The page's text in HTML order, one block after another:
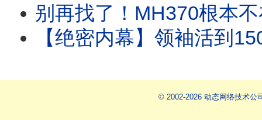
别再找了！MH370根本不在海里？揭秘
【绝密内幕】领袖活到150岁是真的！李嘉诚亲
© 2002-2026 动态网络技术公